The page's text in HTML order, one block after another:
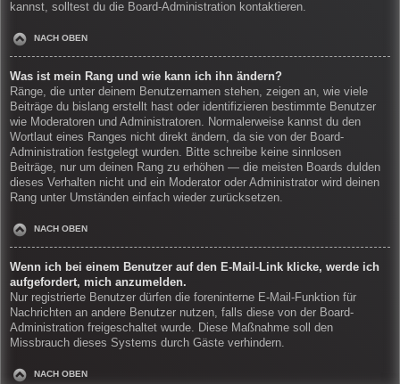
kannst, solltest du die Board-Administration kontaktieren.
NACH OBEN
Was ist mein Rang und wie kann ich ihn ändern?
Ränge, die unter deinem Benutzernamen stehen, zeigen an, wie viele
Beiträge du bislang erstellt hast oder identifizieren bestimmte Benutzer
wie Moderatoren und Administratoren. Normalerweise kannst du den
Wortlaut eines Ranges nicht direkt ändern, da sie von der Board-
Administration festgelegt wurden. Bitte schreibe keine sinnlosen
Beiträge, nur um deinen Rang zu erhöhen — die meisten Boards dulden
dieses Verhalten nicht und ein Moderator oder Administrator wird deinen
Rang unter Umständen einfach wieder zurücksetzen.
NACH OBEN
Wenn ich bei einem Benutzer auf den E-Mail-Link klicke, werde ich
aufgefordert, mich anzumelden.
Nur registrierte Benutzer dürfen die foreninterne E-Mail-Funktion für
Nachrichten an andere Benutzer nutzen, falls diese von der Board-
Administration freigeschaltet wurde. Diese Maßnahme soll den
Missbrauch dieses Systems durch Gäste verhindern.
NACH OBEN